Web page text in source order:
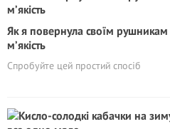
Як я повернула своїм рушникам
м’якість
Спробуйте цей простий спосіб